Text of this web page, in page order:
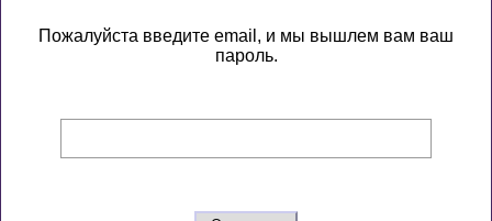
Пожалуйста введите email, и мы вышлем вам ваш
пароль.